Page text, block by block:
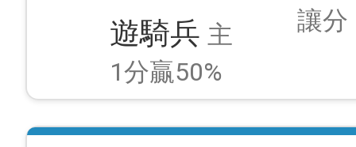
遊騎兵 主
1分贏50%
讓分